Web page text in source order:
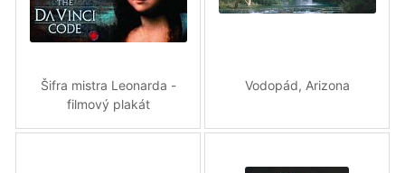
Šifra mistra Leonarda -
filmový plakát
Vodopád, Arizona